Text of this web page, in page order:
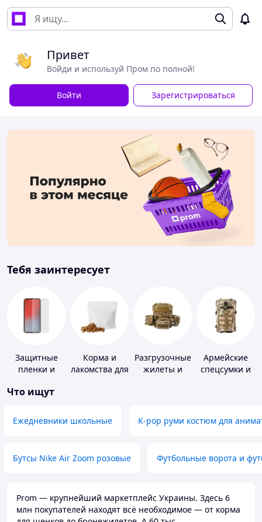
Привет
Войди и используй Пром по полной!
Войти Зарегистрироваться
Тебя заинтересует
Защитные
пленки и
портативных
Корма и
лакомства для
Разгрузочные
жилеты и
Армейские
спецсумки и
Что ищут
Ежедневники школьные K-pop руми костюм для
Бутсы Nike Air Zoom розовые Футбольные ворота и
Prom — крупнейший маркетплейс Украины. Здесь 6
млн покупателей находят всё необходимое — от корма